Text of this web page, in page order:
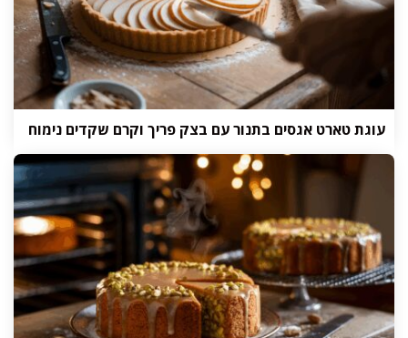
עוגת טארט אגסים בתנור עם בצק פריך וקרם שקדים נימוח